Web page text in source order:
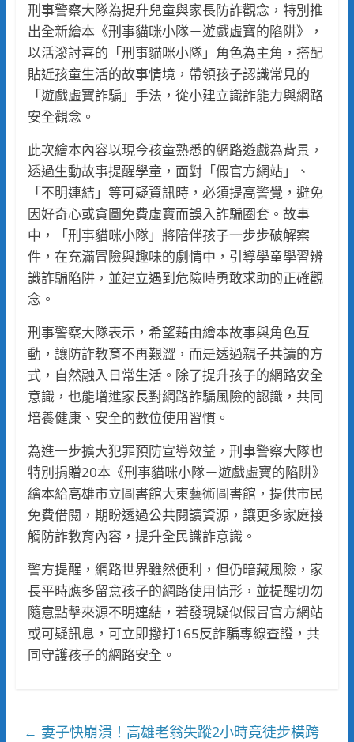
刑事警察大隊為提升兒童與家長防詐觀念，特別推
出全新繪本《刑事貓咪小隊－遊戲虛寶的陷阱》，
以活潑討喜的「刑事貓咪小隊」角色為主角，搭配
貼近孩童生活的故事情境，帶領孩子認識常見的
「遊戲虛寶詐騙」手法，從小建立識詐能力與網路
安全觀念。
此次繪本內容以現今孩童熟悉的網路遊戲為背景，
透過生動故事提醒學童，面對「假官方網站」、
「不明連結」等可疑資訊時，必須提高警覺，避免
因好奇心或貪圖免費虛寶而誤入詐騙圈套。故事
中，「刑事貓咪小隊」將陪伴孩子一步步破解案
件，在充滿冒險與趣味的劇情中，引導學童學習辨
識詐騙陷阱，並建立遇到危險時勇敢求助的正確觀
念。
刑事警察大隊表示，希望藉由繪本故事與角色互
動，讓防詐教育不再艱澀，而是透過親子共讀的方
式，自然融入日常生活。除了提升孩子的網路安全
意識，也能增進家長對網路詐騙風險的認識，共同
培養健康、安全的數位使用習慣。
為進一步擴大犯罪預防宣導效益，刑事警察大隊也
特別捐贈20本《刑事貓咪小隊－遊戲虛寶的陷阱》
繪本給高雄市立圖書館大東藝術圖書館，提供市民
免費借閱，期盼透過公共閱讀資源，讓更多家庭接
觸防詐教育內容，提升全民識詐意識。
警方提醒，網路世界雖然便利，但仍暗藏風險，家
長平時應多留意孩子的網路使用情形，並提醒切勿
隨意點擊來源不明連結，若發現疑似假冒官方網站
或可疑訊息，可立即撥打165反詐騙專線查證，共
同守護孩子的網路安全。
← 妻子快崩潰！高雄老翁失蹤2小時竟徒步橫跨